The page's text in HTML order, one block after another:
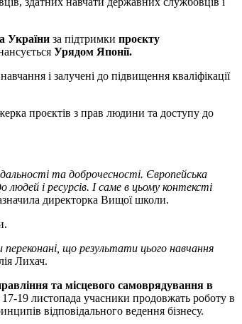
України за підтримки проєкту
Урядом Японії.
і залучені до підвищення кваліфікації
проєктів з прав людини та доступу до
та доброчесності. Європейська
людей і ресурсів. І саме в цьому контексті
директорка Вищої школи.
що результати цього навчання
Лихач.
та місцевого самоврядування в
19 листопада учасники продовжать роботу в
відповідального ведення бізнесу.